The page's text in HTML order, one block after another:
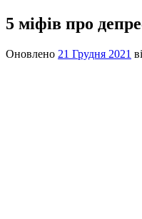
5 міфів про
Оновлено 21 Грудня 2021